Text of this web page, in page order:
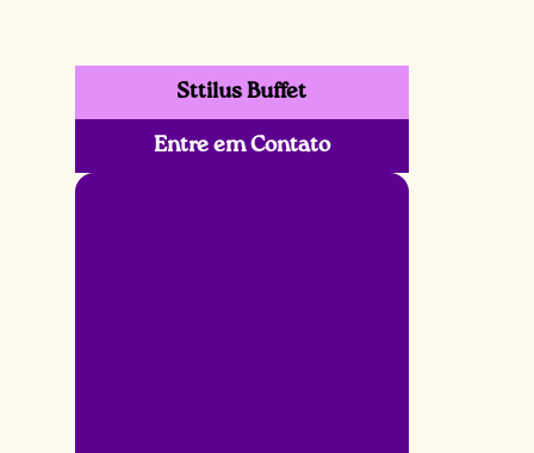
Sttilus Buffet
Entre em Contato